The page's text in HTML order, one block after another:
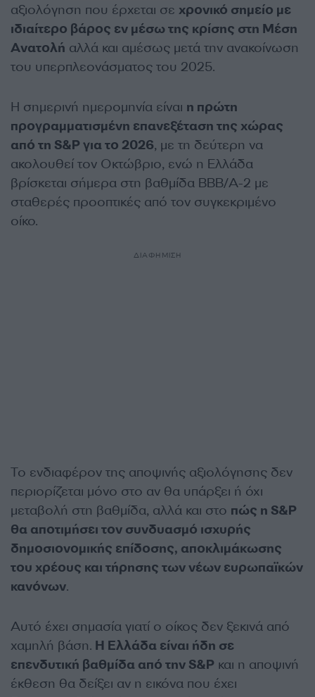
αξιολόγηση που έρχεται σε χρονικό σημείο με
ιδιαίτερο βάρος εν μέσω της κρίσης στη Μέση
Ανατολή αλλά και αμέσως μετά την ανακοίνωση
του υπερπλεονάσματος του 2025.
Η σημερινή ημερομηνία είναι η πρώτη
προγραμματισμένη επανεξέταση της χώρας
από τη S&P για το 2026, με τη δεύτερη να
ακολουθεί τον Οκτώβριο, ενώ η Ελλάδα
βρίσκεται σήμερα στη βαθμίδα BBB/A-2 με
σταθερές προοπτικές από τον συγκεκριμένο
οίκο.
ΔΙΑΦΗΜΙΣΗ
Το ενδιαφέρον της αποψινής αξιολόγησης δεν
περιορίζεται μόνο στο αν θα υπάρξει ή όχι
μεταβολή στη βαθμίδα, αλλά και στο πώς η S&P
θα αποτιμήσει τον συνδυασμό ισχυρής
δημοσιονομικής επίδοσης, αποκλιμάκωσης
του χρέους και τήρησης των νέων ευρωπαϊκών
κανόνων.
Αυτό έχει σημασία γιατί ο οίκος δεν ξεκινά από
χαμηλή βάση. Η Ελλάδα είναι ήδη σε
επενδυτική βαθμίδα από την S&P και η αποψινή
έκθεση θα δείξει αν η εικόνα που έχει